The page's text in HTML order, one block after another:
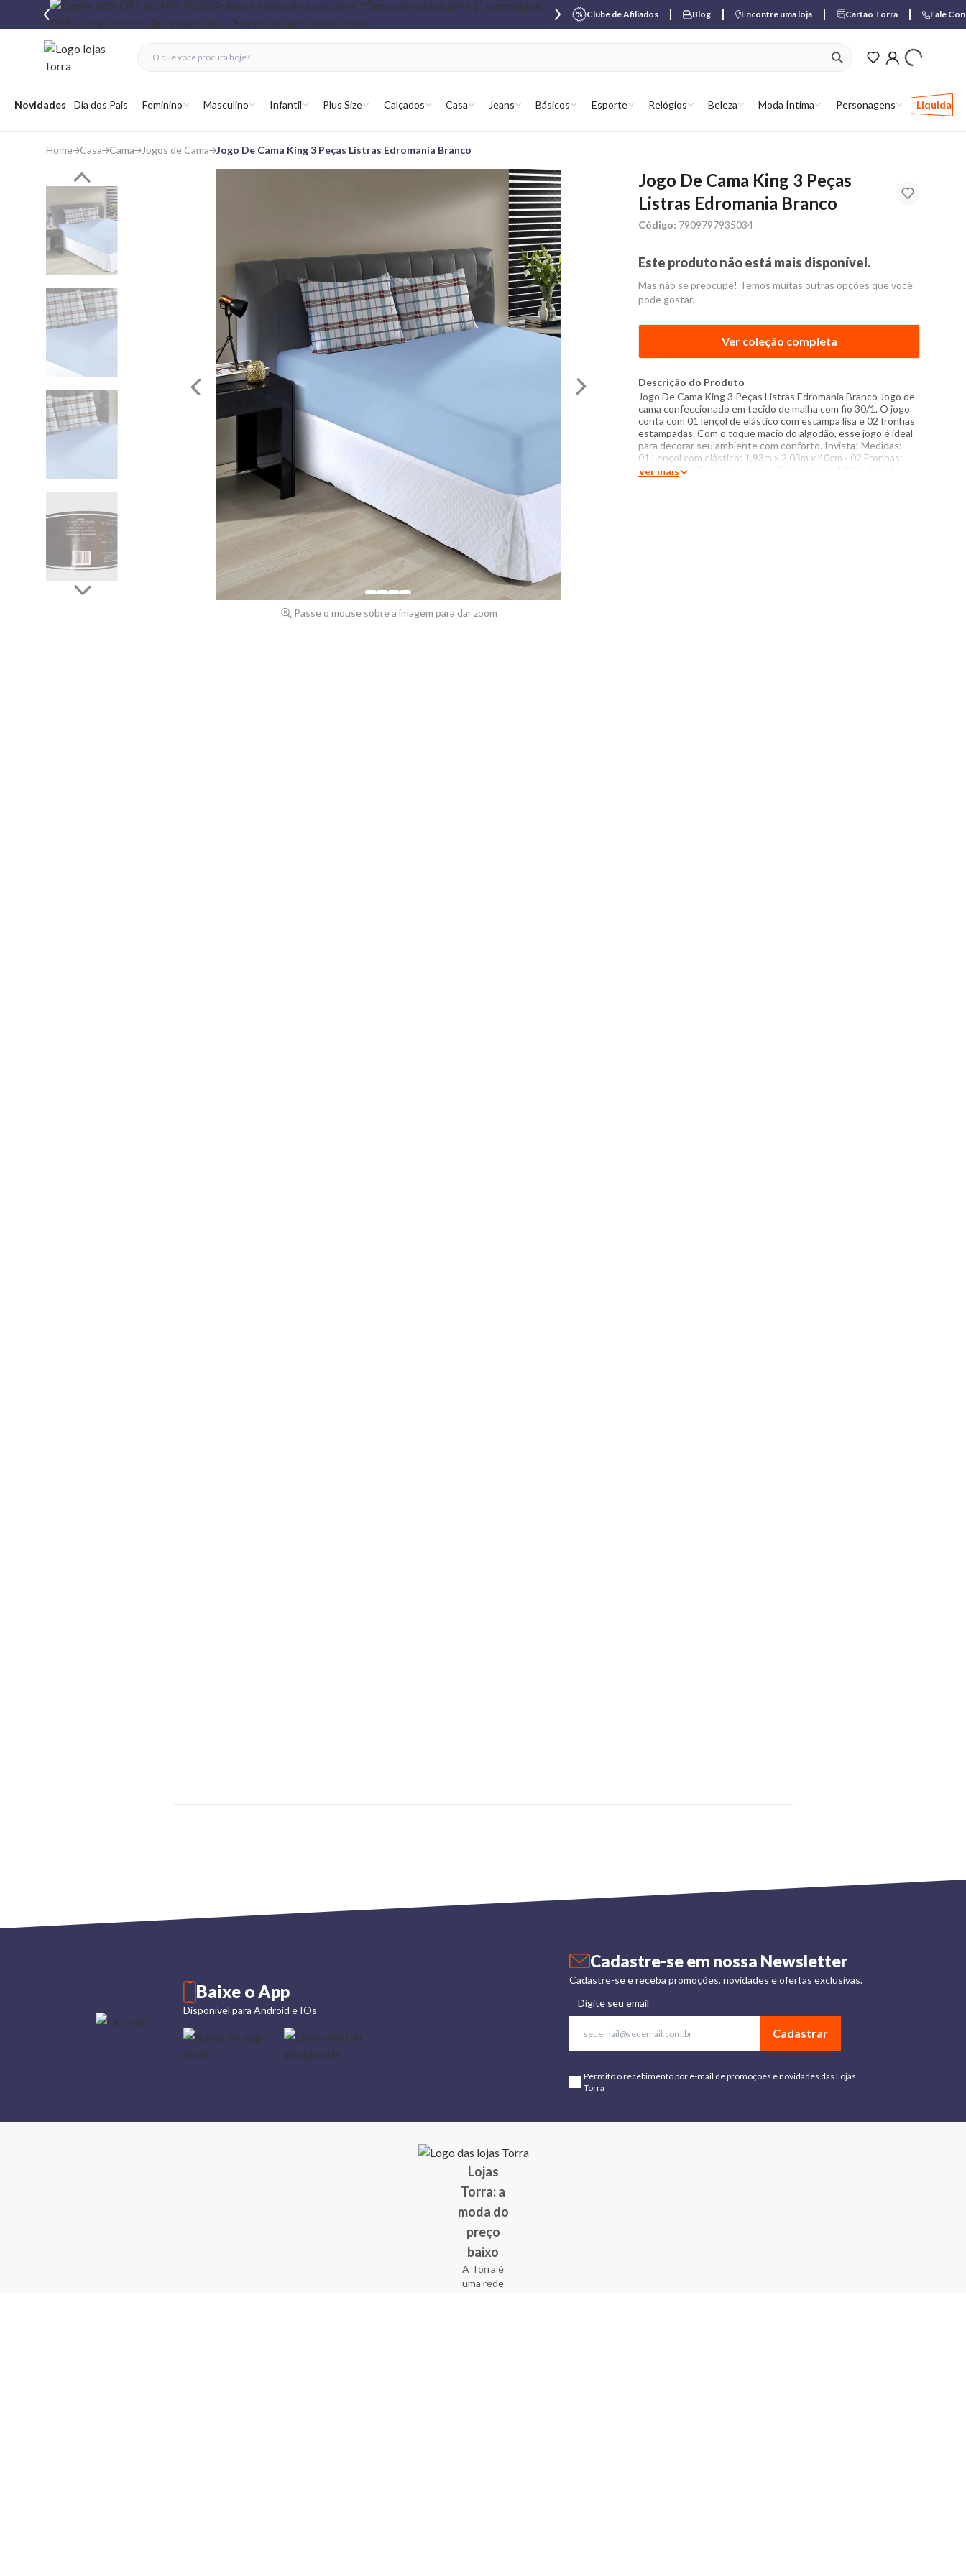
Clube de Afiliados Blog Encontre uma loja Cartão Torra Fale
Abrir menu
Novidades Dia dos Pais Feminino Masculino Infantil Plus Size Calçados Casa Jeans Básicos Esporte Relógios Beleza Moda Íntima Personagens Liquida
ver produtos
fechar menu
fechar menu
favoritos
Home Casa Cama Jogos de Cama Jogo De Cama King 3 Peças Listras Edromania Branco
Passe o mouse sobre a imagem para dar zoom
Jogo De Cama King 3 Peças
Listras Edromania Branco
Código: 7909797935034
Este produto não está mais disponível.
Mas não se preocupe! Temos muitas outras opções que você
pode gostar.
Ver coleção completa
Descrição do Produto
Jogo De Cama King 3 Peças Listras Edromania Branco Jogo de
cama confeccionado em tecido de malha com fio 30/1. O jogo
conta com 01 lençol de elástico com estampa lisa e 02 fronhas
estampadas. Com o toque macio do algodão, esse jogo é ideal
para decorar seu ambiente com conforto. Invista! Medidas: -
01 Lençol com elástico: 1,93m x 2,03m x 40cm - 02 Fronhas:
50cm x 70cm Especificações: - Composição: 100% algodão -
Ver mais
Cadastre-se em nossa Newsletter
Cadastre-se e receba promoções, novidades e ofertas exclusivas.
Digite seu email
Cadastrar
Permito o recebimento por e-mail de promoções e novidades das Lojas
Torra
Baixe o App
Disponível para Android e IOs
Lojas
Torra: a
moda do
preço
baixo
A Torra é
uma rede